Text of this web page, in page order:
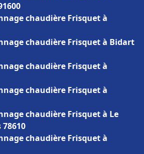
chaudière Frisquet à
chaudière Frisquet à Bidart
chaudière Frisquet à
chaudière Frisquet à
chaudière Frisquet à Le
chaudière Frisquet à